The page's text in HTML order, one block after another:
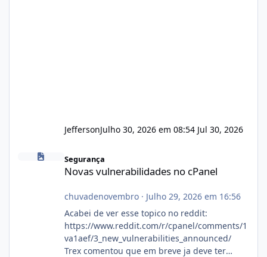
JeffersonJulho 30, 2026 em 08:54 Jul 30, 2026
Segurança
Novas vulnerabilidades no cPanel
chuvadenovembro· Julho 29, 2026 em 16:56
Acabei de ver esse topico no reddit:
https://www.reddit.com/r/cpanel/comments/1
va1aef/3_new_vulnerabilities_announced/
Trex comentou que em breve ja deve ter